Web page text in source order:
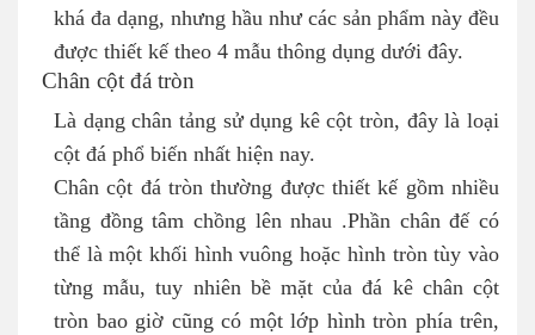
khá đa dạng, nhưng hầu như các sản phẩm này đều
được thiết kế theo 4 mẫu thông dụng dưới đây.
Chân cột đá tròn
Là dạng chân tảng sử dụng kê cột tròn, đây là loại
cột đá phổ biến nhất hiện nay.
Chân cột đá tròn thường được thiết kế gồm nhiều
tầng đồng tâm chồng lên nhau .Phần chân đế có
thể là một khối hình vuông hoặc hình tròn tùy vào
từng mẫu, tuy nhiên bề mặt của đá kê chân cột
tròn bao giờ cũng có một lớp hình tròn phía trên,